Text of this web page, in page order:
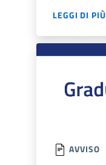
LEGGI DI PIÙ
AVVISO